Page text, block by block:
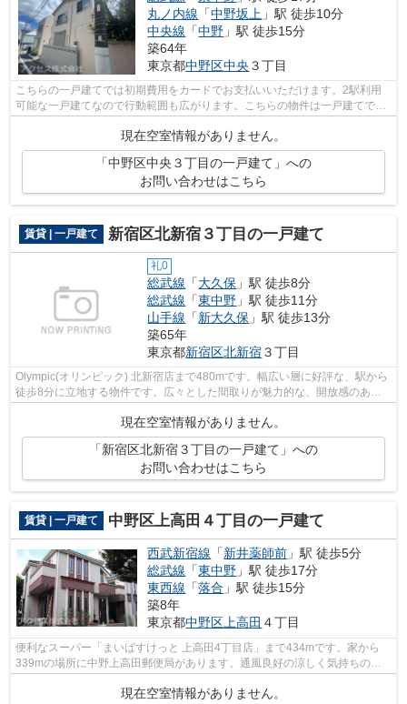
丸ノ内線 「中野坂上 」駅 徒歩10分
中央線 「中野 」駅 徒歩15分
築64年
東京都中野区中央 ３丁目
こちらの一戸建てでは初期費用をカードでお支払いいただけます。2駅利用
可能な一戸建てなので行動範囲も広がります。こちらの物件は一戸建てで
現在空室情報がありません。
「中野区中央３丁目の一戸建て」への
お問い合わせはこちら
賃貸 | 一戸建て 新宿区北新宿３丁目の一戸建て
礼0
総武線 「大久保 」駅 徒歩8分
総武線 「東中野 」駅 徒歩11分
山手線 「新大久保 」駅 徒歩13分
築65年
東京都新宿区北新宿３丁目
Olympic(オリンピック) 北新宿店まで480mです。幅広い層に好評な、駅から
徒歩8分に立地する物件です。広々とした間取りが魅力的な、開放感のある
現在空室情報がありません。
「新宿区北新宿３丁目の一戸建て」への
お問い合わせはこちら
賃貸 | 一戸建て 中野区上高田４丁目の一戸建て
西武新宿線 「新井薬師前 」駅 徒歩5分
総武線 「東中野 」駅 徒歩17分
東西線 「落合 」駅 徒歩15分
築8年
東京都中野区 上高田 ４丁目
便利なスーパー「まいばすけっと 上高田4丁目店」まで434mです。家から
339mの場所に中野上高田郵便局があります。通風良好の涼しく気持ちの良
い空間をご提供いたします。アクセスが中...
現在空室情報がありません。